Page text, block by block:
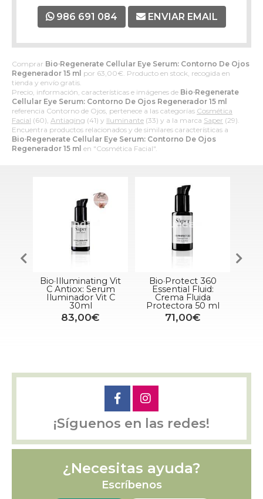
Comprar Bio·Regenerate Cellular Eye Serum: Contorno De Ojos
Regenerador 15 ml por 63,00€. Producto en stock, recogida en
tienda y envío gratis.
Precio, información, características e imágenes de Bio·Regenerate
Cellular Eye Serum: Contorno De Ojos Regenerador 15 ml
referencia Contorno de Ojos, pertenece a las categorías Cosmética
Facial (60), Antiaging (41) y Iluminante (33) y a la marca Saper (29).
Encuentra productos relacionados y de similares características a
Bio·Regenerate Cellular Eye Serum: Contorno De Ojos
Regenerador 15 ml en "Cosmética Facial".
986 691 084 ENVIAR EMAIL
Bio·Illuminating Vit
C Antiox: Serum
Iluminador Vit C
30ml
83,00€
Bio·Protect 360
Essential Fluid:
Crema Fluida
Protectora 50 ml
71,00€
¡Síguenos en las redes!
¿Necesitas ayuda?
Escríbenos